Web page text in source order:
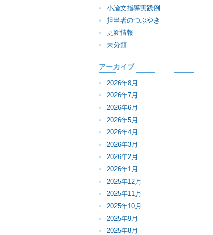
小論文指導実践例
担当者のつぶやき
更新情報
未分類
アーカイブ
2026年8月
2026年7月
2026年6月
2026年5月
2026年4月
2026年3月
2026年2月
2026年1月
2025年12月
2025年11月
2025年10月
2025年9月
2025年8月